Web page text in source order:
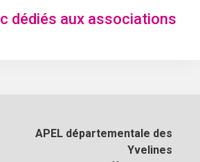
dédiés aux associations
APEL départementale des
Yvelines